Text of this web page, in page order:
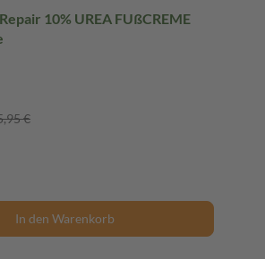
10% UREA FUßCREME
€
In den Warenkorb